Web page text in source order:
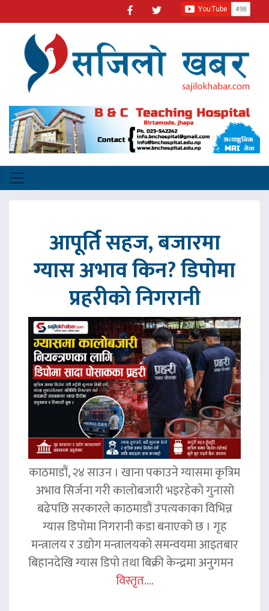
आपूर्ति सहज, बजारमा
ग्यास अभाव किन? डिपोमा
प्रहरीको निगरानी
काठमाडौं, २४ साउन । खाना पकाउने ग्यासमा कृत्रिम
अभाव सिर्जना गरी कालोबजारी भइरहेको गुनासो
बढेपछि सरकारले काठमाडौं उपत्यकाका विभिन्न
ग्यास डिपोमा निगरानी कडा बनाएको छ । गृह
मन्त्रालय र उद्योग मन्त्रालयको समन्वयमा आइतबार
बिहानदेखि ग्यास डिपो तथा बिक्री केन्द्रमा अनुगमन
विस्तृत....